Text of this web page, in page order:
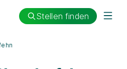
Stellen finden